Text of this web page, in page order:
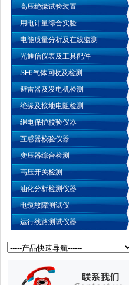
高压绝缘试验装置
用电计量综合实验
电能质量分析及在线监测
光通信仪表及工具配件
SF6气体回收及检测
避雷器及发电机检测
绝缘及接地电阻检测
继电保护校验仪器
互感器校验仪器
变压器综合检测
高压开关检测
油化分析检测仪器
电缆故障测试仪
运行线路测试仪器